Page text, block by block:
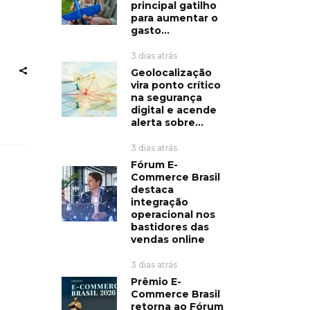
principal gatilho
para aumentar o
gasto...
3 dias atrás
Geolocalização
vira ponto crítico
na segurança
digital e acende
alerta sobre...
3 dias atrás
Fórum E-
Commerce Brasil
destaca
integração
operacional nos
bastidores das
vendas online
3 dias atrás
Prêmio E-
Commerce Brasil
retorna ao Fórum